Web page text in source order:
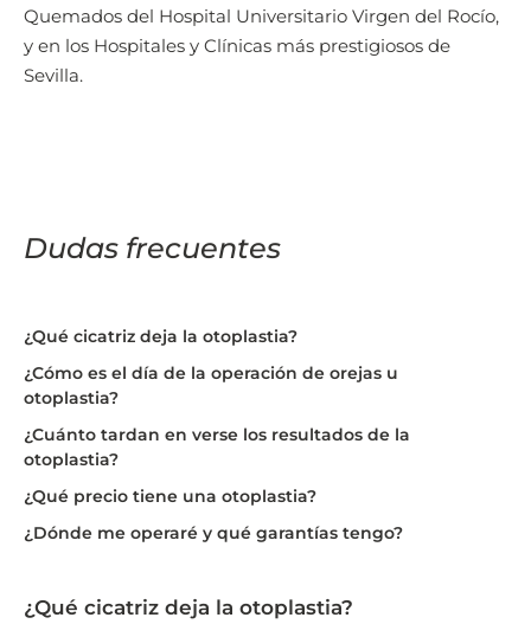
Quemados del Hospital Universitario Virgen del Rocío,
y en los Hospitales y Clínicas más prestigiosos de
Sevilla.
Dudas frecuentes
¿Qué cicatriz deja la otoplastia?
¿Cómo es el día de la operación de orejas u
otoplastia?
¿Cuánto tardan en verse los resultados de la
otoplastia?
¿Qué precio tiene una otoplastia?
¿Dónde me operaré y qué garantías tengo?
¿Qué cicatriz deja la otoplastia?